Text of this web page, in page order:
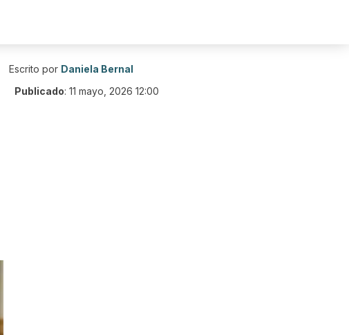
Escrito por Daniela Bernal
Publicado: 11 mayo, 2026 12:00